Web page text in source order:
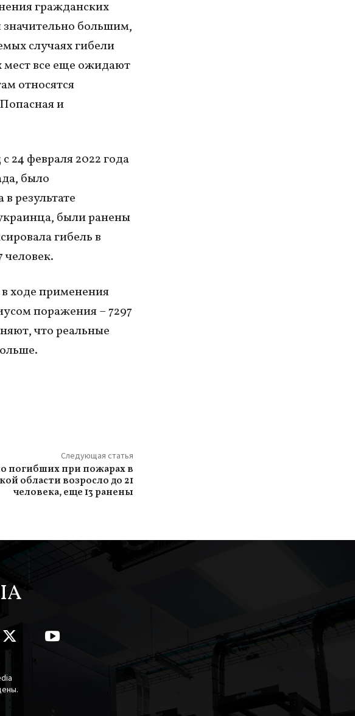
гражданских
значительно большим,
случаях гибели
мест все еще ожидают
относятся
и
24 февраля 2022 года
было
результате
были ранены
гибель в
человек.
ходе применения
поражения – 7297
что реальные
Следующая статья
погибших при пожарах в
области возросло до 21
человека, еще 13 ранены